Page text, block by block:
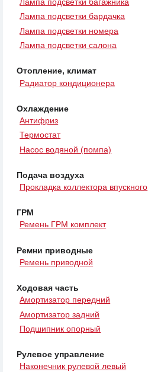
Лампа подсветки бардачка
Лампа подсветки номера
Лампа подсветки салона
Отопление, климат
Радиатор кондиционера
Охлаждение
Антифриз
Термостат
Насос водяной (помпа)
Подача воздуха
Прокладка коллектора впускного
ГРМ
Ремень ГРМ комплект
Ремни приводные
Ремень приводной
Ходовая часть
Амортизатор передний
Амортизатор задний
Подшипник опорный
Рулевое управление
Наконечник рулевой левый